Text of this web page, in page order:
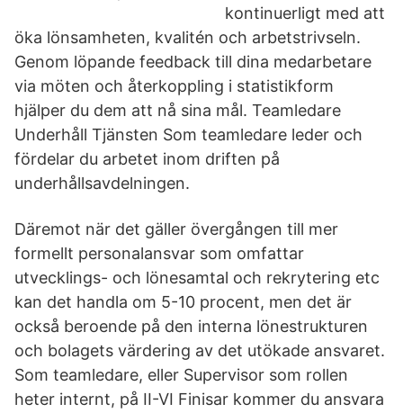
kontinuerligt med att
öka lönsamheten, kvalitén och arbetstrivseln.
Genom löpande feedback till dina medarbetare
via möten och återkoppling i statistikform
hjälper du dem att nå sina mål. Teamledare
Underhåll Tjänsten Som teamledare leder och
fördelar du arbetet inom driften på
underhållsavdelningen.
Däremot när det gäller övergången till mer
formellt personalansvar som omfattar
utvecklings- och lönesamtal och rekrytering etc
kan det handla om 5-10 procent, men det är
också beroende på den interna lönestrukturen
och bolagets värdering av det utökade ansvaret.
Som teamledare, eller Supervisor som rollen
heter internt, på II-VI Finisar kommer du ansvara